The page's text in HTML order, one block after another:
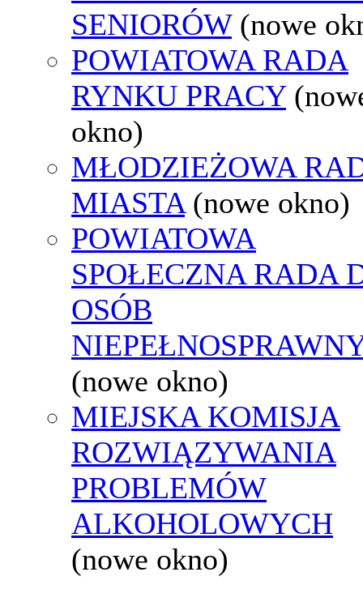
SENIORÓW (nowe
POWIATOWA RADA
RYNKU PRACY
okno)
MŁODZIEŻOWA
MIASTA (nowe okno)
POWIATOWA
SPOŁECZNA RADA
OSÓB
(nowe okno)
MIEJSKA KOMISJA
ROZWIĄZYWANIA
PROBLEMÓW
ALKOHOLOWYCH
(nowe okno)